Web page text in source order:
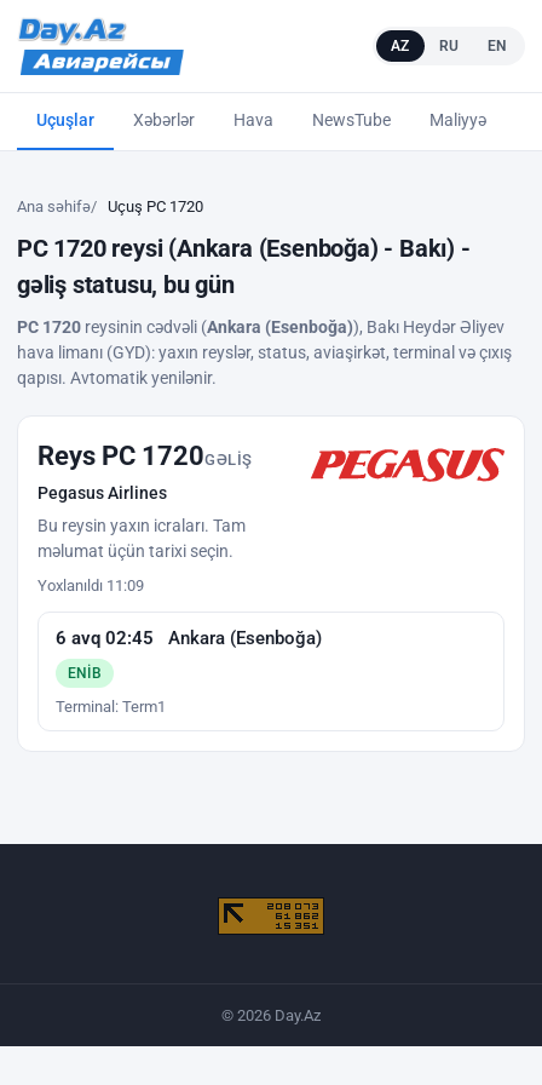
AZ RU EN
Uçuşlar Xəbərlər Hava NewsTube Maliyyə
Ana səhifə Uçuş PC 1720
PC 1720 reysi (Ankara (Esenboğa) - Bakı) -
gəliş statusu, bu gün
PC 1720 reysinin cədvəli (Ankara (Esenboğa)), Bakı Heydər Əliyev
hava limanı (GYD): yaxın reyslər, status, aviaşirkət, terminal və çıxış
qapısı. Avtomatik yenilənir.
Reys PC 1720GƏLIŞ
Pegasus Airlines
Bu reysin yaxın icraları. Tam
məlumat üçün tarixi seçin.
Yoxlanıldı 11:09
6 avq 02:45 Ankara (Esenboğa)
Terminal: Term1
ENIB
© 2026 Day.Az